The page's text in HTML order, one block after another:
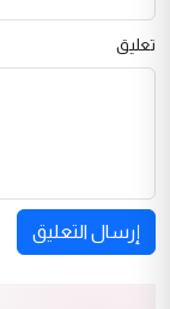
تعليق
إرسال التعليق